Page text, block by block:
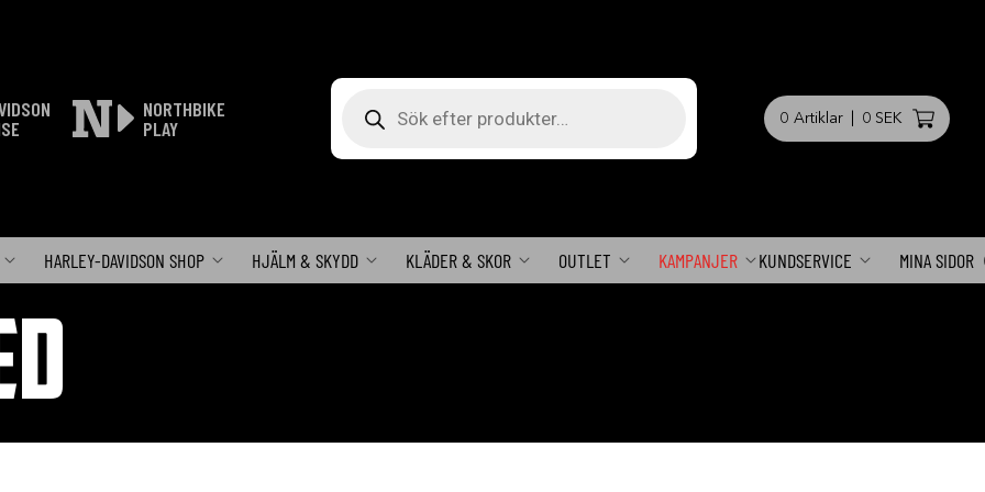
NORTHBIKE
PLAY
0 Artiklar 0 SEK
HARLEY-DAVIDSON SHOP HJÄLM & SKYDD KLÄDER & SKOR OUTLET KAMPANJER KUNDSERVICE MINA SIDOR